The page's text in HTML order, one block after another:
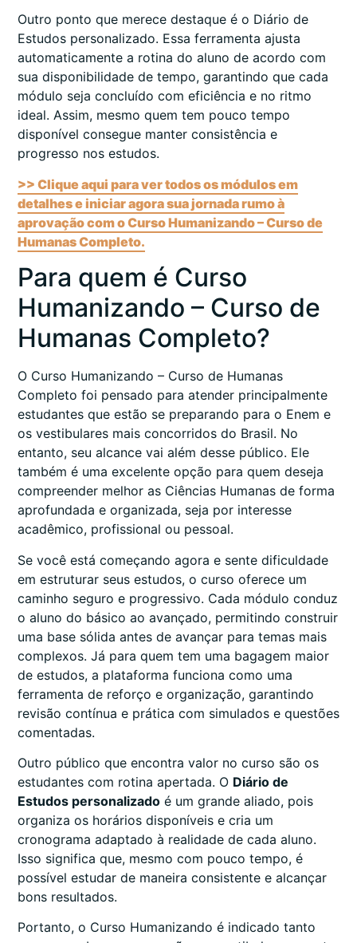
Outro ponto que merece destaque é o Diário de
Estudos personalizado. Essa ferramenta ajusta
automaticamente a rotina do aluno de acordo com
sua disponibilidade de tempo, garantindo que cada
módulo seja concluído com eficiência e no ritmo
ideal. Assim, mesmo quem tem pouco tempo
disponível consegue manter consistência e
progresso nos estudos.
>> Clique aqui para ver todos os módulos em
detalhes e iniciar agora sua jornada rumo à
aprovação com o Curso Humanizando – Curso de
Humanas Completo.
Para quem é Curso
Humanizando – Curso de
Humanas Completo?
O Curso Humanizando – Curso de Humanas
Completo foi pensado para atender principalmente
estudantes que estão se preparando para o Enem e
os vestibulares mais concorridos do Brasil. No
entanto, seu alcance vai além desse público. Ele
também é uma excelente opção para quem deseja
compreender melhor as Ciências Humanas de forma
aprofundada e organizada, seja por interesse
acadêmico, profissional ou pessoal.
Se você está começando agora e sente dificuldade
em estruturar seus estudos, o curso oferece um
caminho seguro e progressivo. Cada módulo conduz
o aluno do básico ao avançado, permitindo construir
uma base sólida antes de avançar para temas mais
complexos. Já para quem tem uma bagagem maior
de estudos, a plataforma funciona como uma
ferramenta de reforço e organização, garantindo
revisão contínua e prática com simulados e questões
comentadas.
Outro público que encontra valor no curso são os
estudantes com rotina apertada. O Diário de
Estudos personalizado é um grande aliado, pois
organiza os horários disponíveis e cria um
cronograma adaptado à realidade de cada aluno.
Isso significa que, mesmo com pouco tempo, é
possível estudar de maneira consistente e alcançar
bons resultados.
Portanto, o Curso Humanizando é indicado tanto